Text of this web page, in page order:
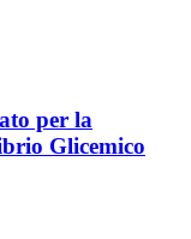
per la
Glicemico